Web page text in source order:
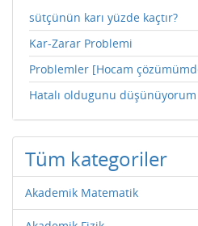
sütçünün karı yüzde kaçtır?
Kar-Zarar Problemi
Problemler [Hocam
Hatalı oldugunu
Tüm kategoriler
Akademik Matematik